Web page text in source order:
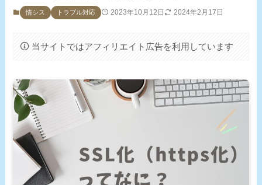
情シス トラブル対応 2023年10月12日 2024年2月17日
当サイトではアフィリエイト広告を利用しています